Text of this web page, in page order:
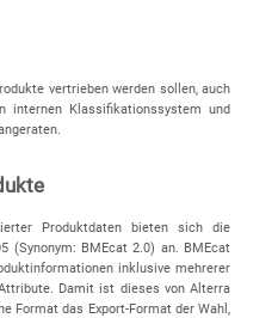
vertrieben werden sollen, auch
internen Klassifikationssystem und
Produktdaten bieten sich die
(Synonym: BMEcat 2.0) an. BMEcat
inklusive mehrerer
Damit ist dieses von Alterra
Format das Export-Format der Wahl,